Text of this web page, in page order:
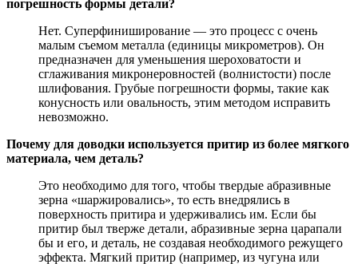
погрешность формы детали?
Нет. Суперфиниширование — это процесс с очень
малым съемом металла (единицы микрометров). Он
предназначен для уменьшения шероховатости и
сглаживания микронеровностей (волнистости) после
шлифования. Грубые погрешности формы, такие как
конусность или овальность, этим методом исправить
невозможно.
Почему для доводки используется притир из более мягкого
материала, чем деталь?
Это необходимо для того, чтобы твердые абразивные
зерна «шаржировались», то есть внедрялись в
поверхность притира и удерживались им. Если бы
притир был тверже детали, абразивные зерна царапали
бы и его, и деталь, не создавая необходимого режущего
эффекта. Мягкий притир (например, из чугуна или